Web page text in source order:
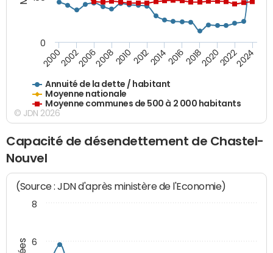
Annuité de la dette / habitant
Moyenne nationale
Moyenne communes de 500 à 2 000 habitants
200020022006200820102012201420162018202020222024
0
© JDN 2026
Capacité de désendettement de Chastel-
Nouvel
(Source : JDN d'après ministère de l'Economie)
6
8